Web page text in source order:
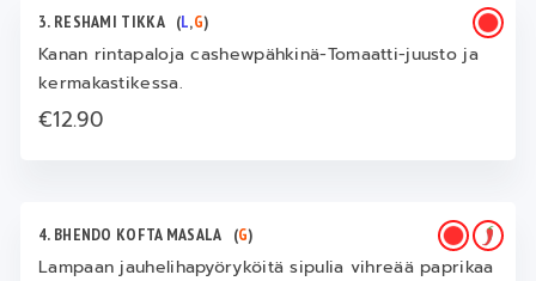
3. RESHAMI TIKKA (L,G)
Kanan rintapaloja cashewpähkinä-Tomaatti-juusto ja
kermakastikessa.
€12.90
4. BHENDO KOFTA MASALA (G)
Lampaan jauhelihapyöryköitä sipulia vihreää paprikaa